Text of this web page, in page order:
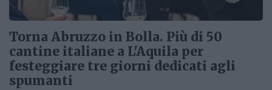
Torna Abruzzo in Bolla. Più di 50
cantine italiane a L'Aquila per
festeggiare tre giorni dedicati agli
spumanti